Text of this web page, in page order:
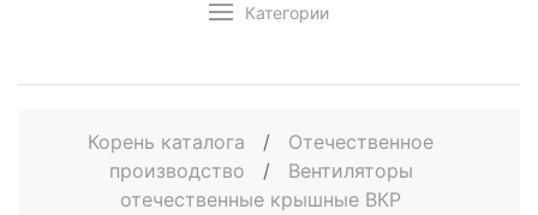
Категории
Корень каталога /
Отечественное
производство
/
Вентиляторы
отечественные крышные ВКР